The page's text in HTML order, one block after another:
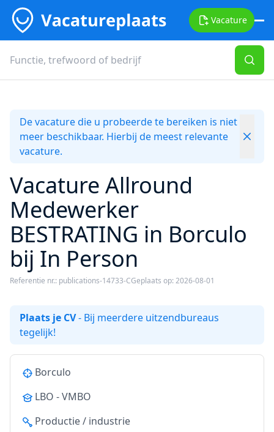
Vacature
De vacature die u probeerde te bereiken is niet
meer beschikbaar. Hierbij de meest relevante
vacature.
Vacature Allround
Medewerker
BESTRATING in Borculo
bij In Person
Referentie nr.: publications-14733-CGeplaats op: 2026-08-01
Plaats je CV- Bij meerdere uitzendbureaus
tegelijk!
Borculo
LBO - VMBO
Productie / industrie